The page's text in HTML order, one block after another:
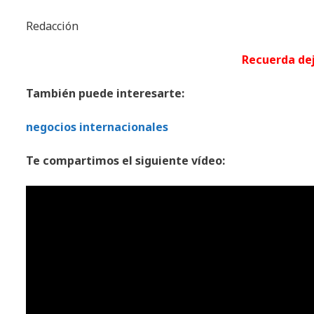
Redacción
Recuerda
También puede interesarte:
negocios internacionales
Te compartimos el siguiente vídeo: